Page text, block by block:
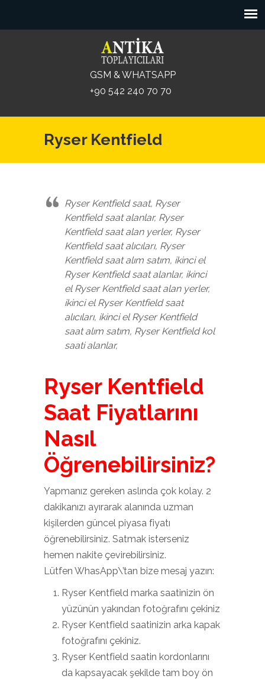
GSM & WHATSAPP
+90 542 240 70 70
Ryser Kentfield
Ryser Kentfield saat, Ryser
Kentfield saat alanlar, Ryser
Kentfield saat alan yerler, Ryser
Kentfield saat alıcıları, Ryser
Kentfield saat alım satım, ikinci el
Ryser Kentfield saat alanlar, ikinci
el Ryser Kentfield saat alan yerler,
ikinci el Ryser Kentfield saat
alıcıları, ikinci el Ryser Kentfield
saat alım satım, Ryser Kentfield kol
saati alanlar,
Ryser Kentfield
Saat Fiyatlarını
Nasıl
Öğrenebilirsiniz?
Yapmanız gereken aslında çok kolay. 2
dakikanızı ayırarak alanında uzman
kişilerden güncel piyasa fiyatı
öğrenebilirsiniz. Satmak isterseniz
hemen nakite çevirebilirsiniz.
Lütfen WhasApp\’tan bize mesaj yazın:
Ryser Kentfield marka saatinizin ön
yüzünün yakından fotoğrafını çekiniz
Ryser Kentfield saatinizin arka kapak
fotoğrafını çekiniz.
Ryser Kentfield saatin kordonlarını
da kapsayacak şekilde tam boy ön